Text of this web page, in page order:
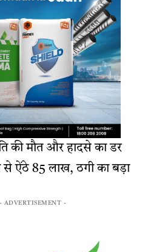
की मौत और हादसे का डर
से ऐंठे 85 लाख, ठगी का बड़ा
- ADVERTISEMENT -